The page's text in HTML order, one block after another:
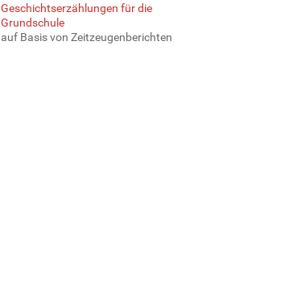
Geschichtserzählungen für die
Grundschule
auf Basis von Zeitzeugenberichten